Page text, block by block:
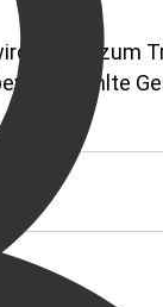
für ihn zum
erzählte